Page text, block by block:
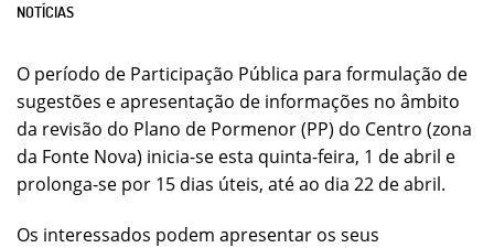
NOTÍCIAS
O período de Participação Pública para formulação de
sugestões e apresentação de informações no âmbito
da revisão do Plano de Pormenor (PP) do Centro (zona
da Fonte Nova) inicia-se esta quinta-feira, 1 de abril e
prolonga-se por 15 dias úteis, até ao dia 22 de abril.
Os interessados podem apresentar os seus